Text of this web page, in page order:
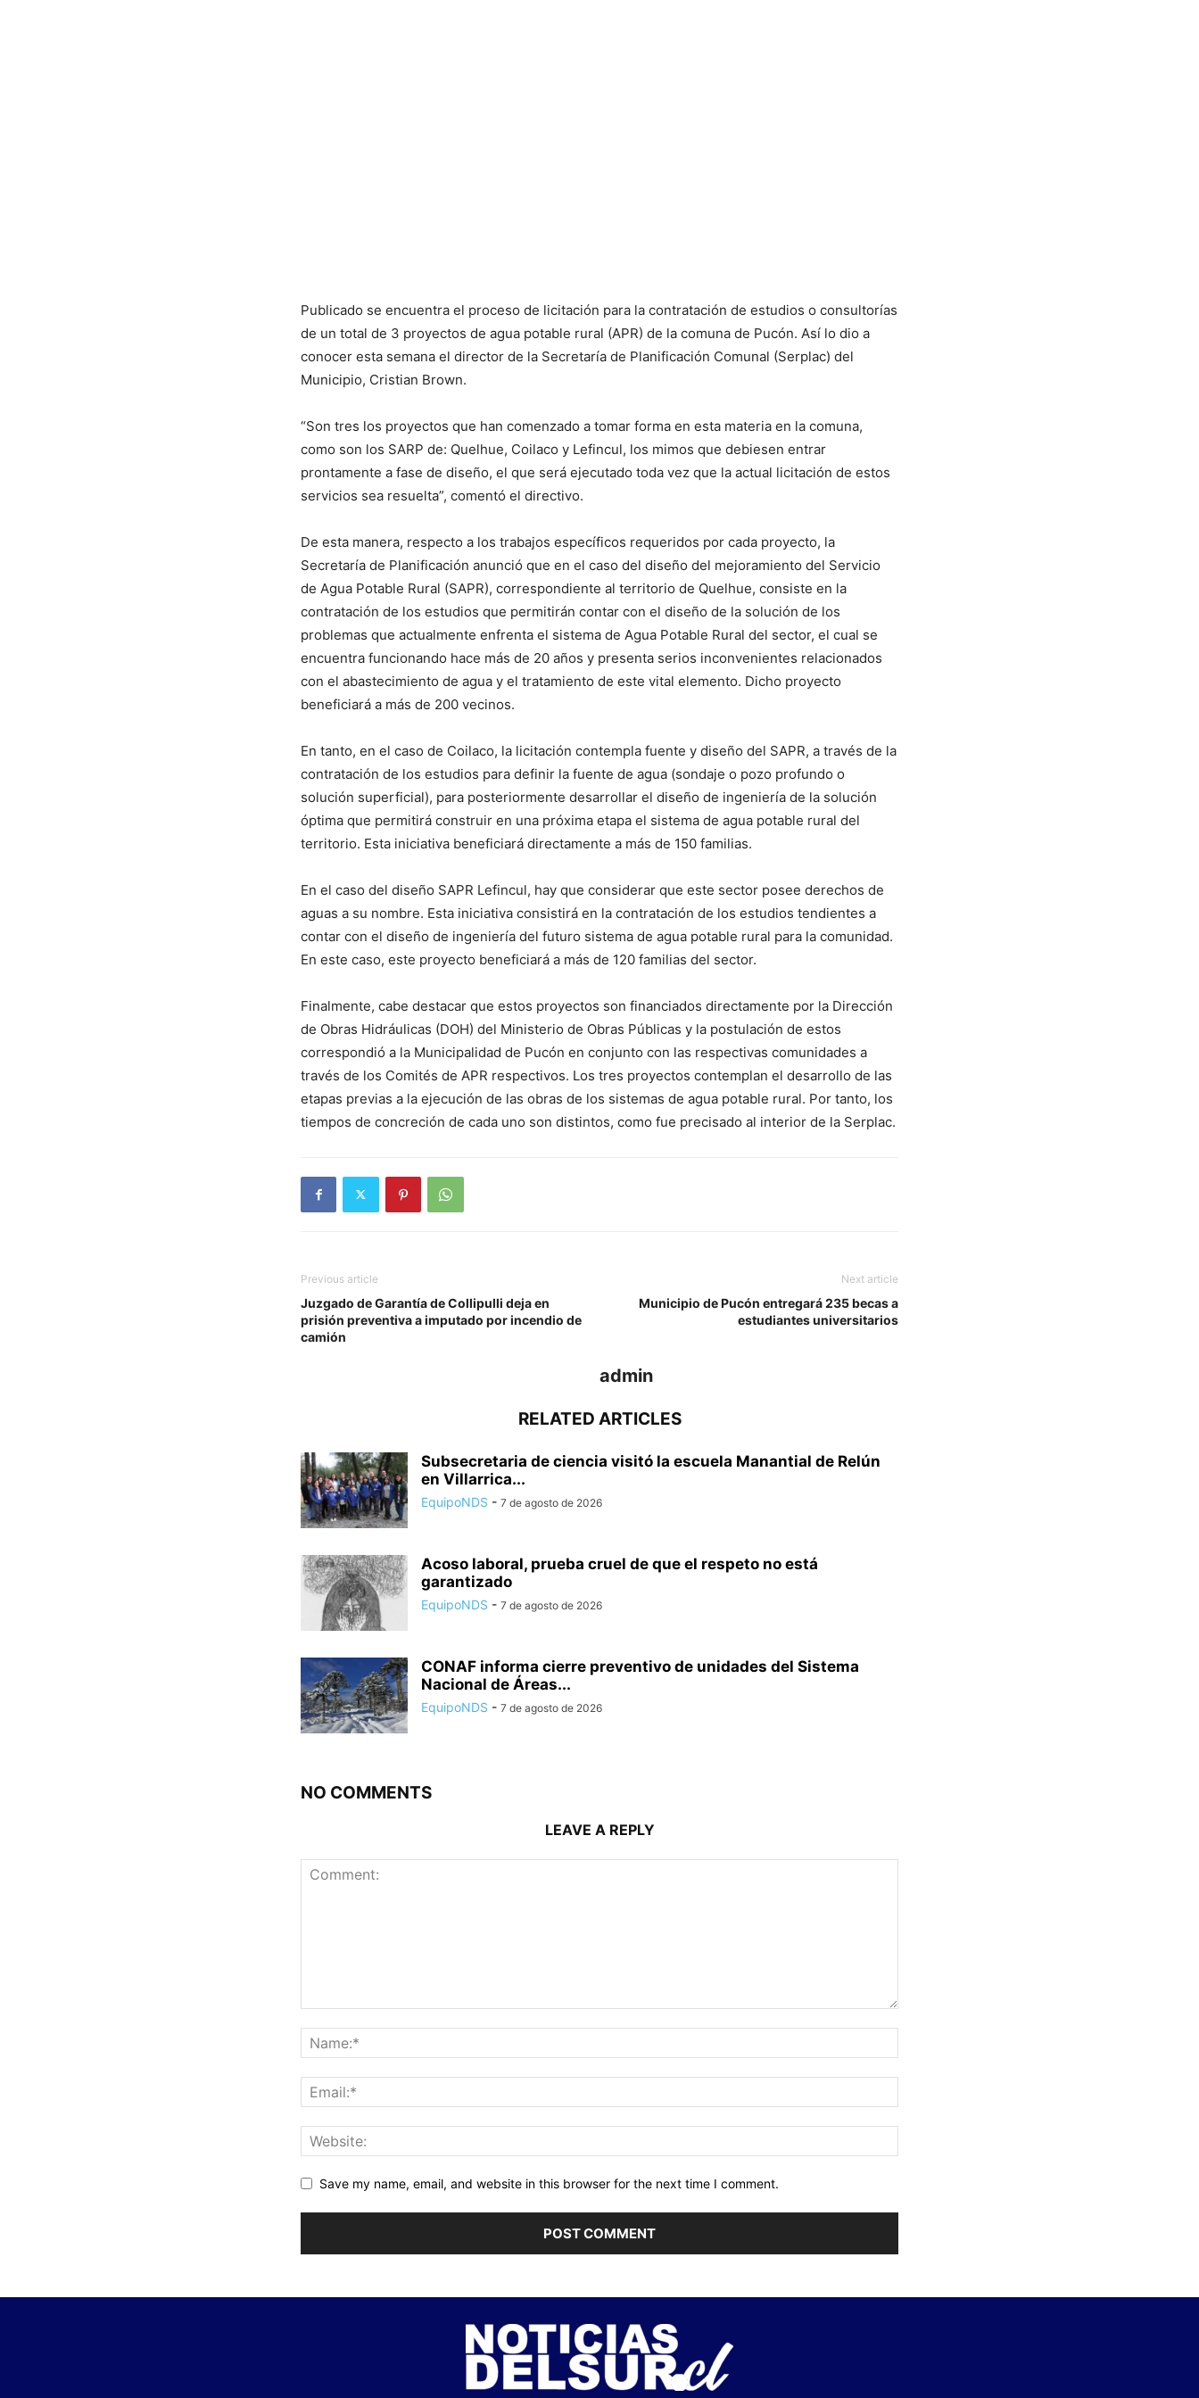
Publicado se encuentra el proceso de licitación para la contratación de estudios o consultorías
de un total de 3 proyectos de agua potable rural (APR) de la comuna de Pucón. Así lo dio a
conocer esta semana el director de la Secretaría de Planificación Comunal (Serplac) del
Municipio, Cristian Brown.
“Son tres los proyectos que han comenzado a tomar forma en esta materia en la comuna,
como son los SARP de: Quelhue, Coilaco y Lefincul, los mimos que debiesen entrar
prontamente a fase de diseño, el que será ejecutado toda vez que la actual licitación de estos
servicios sea resuelta”, comentó el directivo.
De esta manera, respecto a los trabajos específicos requeridos por cada proyecto, la
Secretaría de Planificación anunció que en el caso del diseño del mejoramiento del Servicio
de Agua Potable Rural (SAPR), correspondiente al territorio de Quelhue, consiste en la
contratación de los estudios que permitirán contar con el diseño de la solución de los
problemas que actualmente enfrenta el sistema de Agua Potable Rural del sector, el cual se
encuentra funcionando hace más de 20 años y presenta serios inconvenientes relacionados
con el abastecimiento de agua y el tratamiento de este vital elemento. Dicho proyecto
beneficiará a más de 200 vecinos.
En tanto, en el caso de Coilaco, la licitación contempla fuente y diseño del SAPR, a través de la
contratación de los estudios para definir la fuente de agua (sondaje o pozo profundo o
solución superficial), para posteriormente desarrollar el diseño de ingeniería de la solución
óptima que permitirá construir en una próxima etapa el sistema de agua potable rural del
territorio. Esta iniciativa beneficiará directamente a más de 150 familias.
En el caso del diseño SAPR Lefincul, hay que considerar que este sector posee derechos de
aguas a su nombre. Esta iniciativa consistirá en la contratación de los estudios tendientes a
contar con el diseño de ingeniería del futuro sistema de agua potable rural para la comunidad.
En este caso, este proyecto beneficiará a más de 120 familias del sector.
Finalmente, cabe destacar que estos proyectos son financiados directamente por la Dirección
de Obras Hidráulicas (DOH) del Ministerio de Obras Públicas y la postulación de estos
correspondió a la Municipalidad de Pucón en conjunto con las respectivas comunidades a
través de los Comités de APR respectivos. Los tres proyectos contemplan el desarrollo de las
etapas previas a la ejecución de las obras de los sistemas de agua potable rural. Por tanto, los
tiempos de concreción de cada uno son distintos, como fue precisado al interior de la Serplac.
Previous article
Juzgado de Garantía de Collipulli deja en
prisión preventiva a imputado por incendio de
camión
Next article
Municipio de Pucón entregará 235 becas a
estudiantes universitarios
admin
RELATED ARTICLES
Subsecretaria de ciencia visitó la escuela Manantial de Relún
en Villarrica...
EquipoNDS - 7 de agosto de 2026
Acoso laboral, prueba cruel de que el respeto no está
garantizado
EquipoNDS - 7 de agosto de 2026
CONAF informa cierre preventivo de unidades del Sistema
Nacional de Áreas...
EquipoNDS - 7 de agosto de 2026
NO COMMENTS
LEAVE A REPLY
Save my name, email, and website in this browser for the next time I comment.